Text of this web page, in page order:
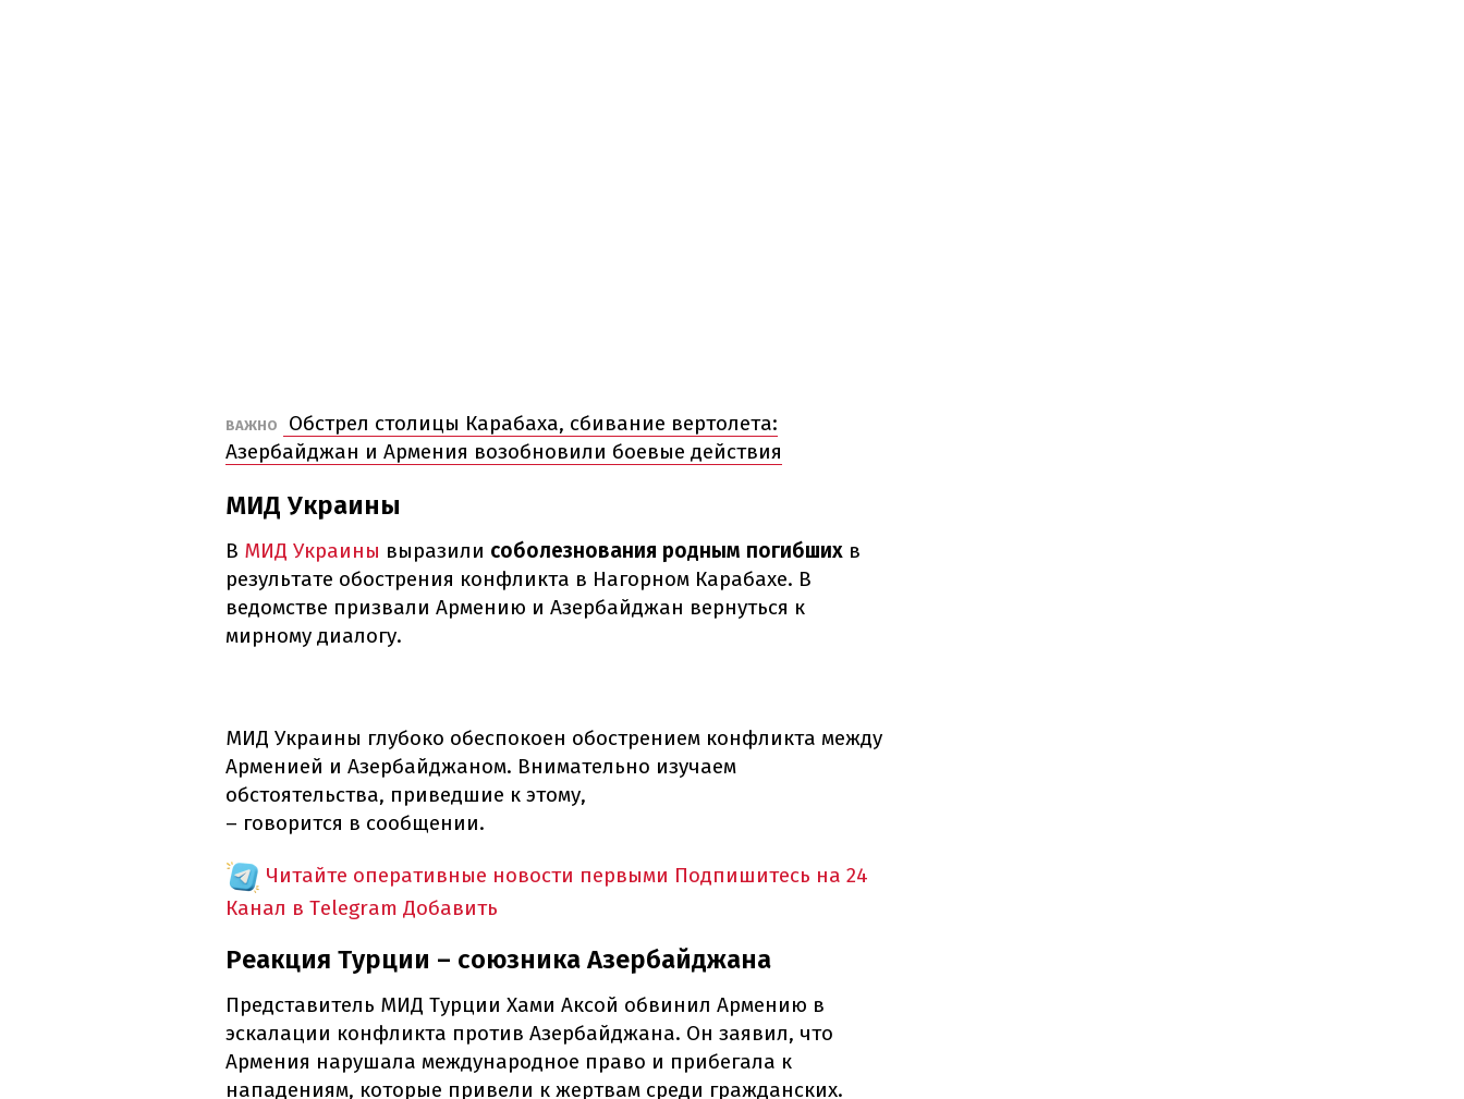
ВАЖНО
Обстрел столицы Карабаха, сбивание вертолета:
Азербайджан и Армения возобновили боевые действия
МИД Украины
В МИД Украины выразили соболезнования родным погибших в
результате обострения конфликта в Нагорном Карабахе. В
ведомстве призвали Армению и Азербайджан вернуться к
мирному диалогу.
МИД Украины глубоко обеспокоен обострением конфликта между
Арменией и Азербайджаном. Внимательно изучаем
обстоятельства, приведшие к этому,
– говорится в сообщении.
Читайте оперативные новости первыми Подпишитесь на 24
Канал в Telegram Добавить
Реакция Турции – союзника Азербайджана
Представитель МИД Турции Хами Аксой обвинил Армению в
эскалации конфликта против Азербайджана. Он заявил, что
Армения нарушала международное право и прибегала к
нападениям, которые привели к жертвам среди гражданских.